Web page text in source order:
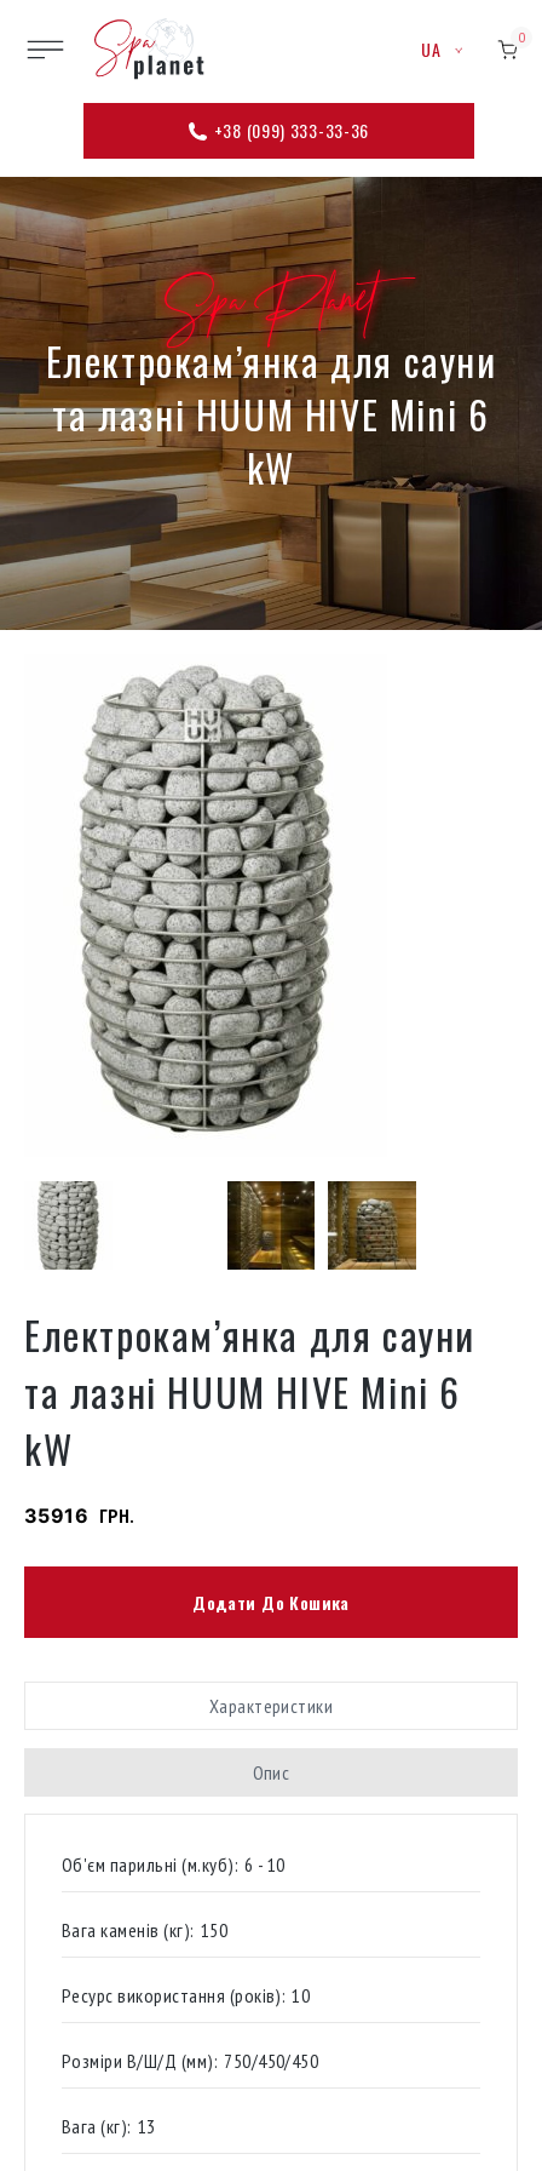
+38 (099) 333-33-36
UA 0
Spa Planet
Електрокам’янка для сауни
та лазні HUUM HIVE Mini 6
kW
Електрокам’янка для сауни
та лазні HUUM HIVE Mini 6
kW
35916 ГРН.
Додати До Кошика
Характеристики
Опис
Об'єм парильні (м.куб): 6 - 10
Вага каменів (кг): 150
Ресурс використання (років): 10
Розміри В/Ш/Д (мм): 750/450/450
Вага (кг): 13